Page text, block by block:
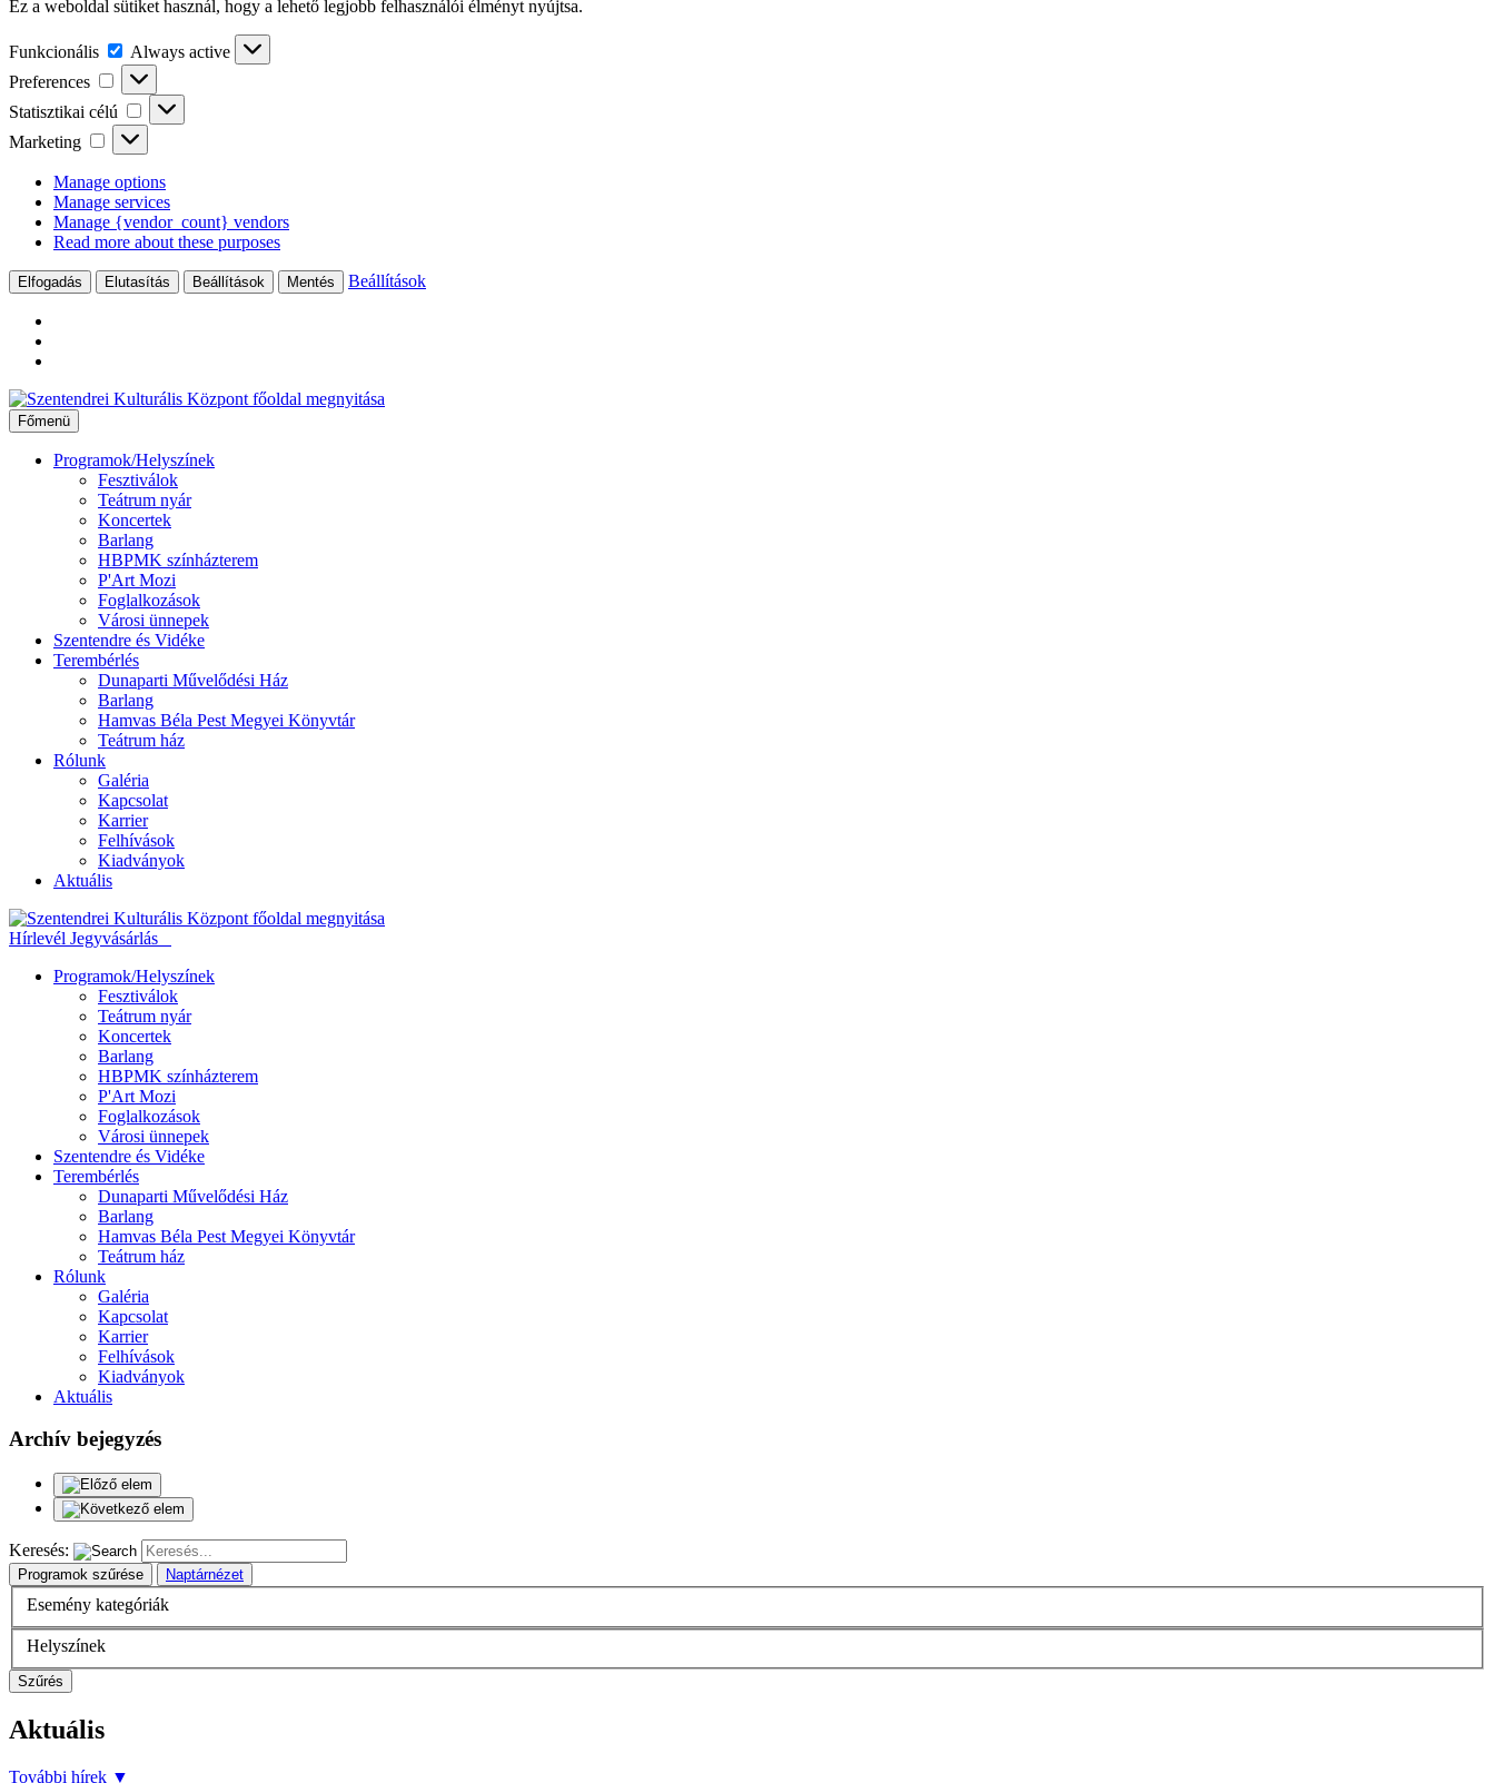
Ez a weboldal sütiket használ, hogy a lehető legjobb felhasználói élményt nyújtsa.
Funkcionális Funkcionális
Always active
Preferences
Preferences
Statisztikai célú
Statisztikai
célú
Marketing
Marketing
Manage options
Manage services
Manage {vendor_count} vendors
Read more about these purposes
Elfogadás Elutasítás Beállítások Mentés Beállítások
Ugrás
a
tartalomhoz
Főmenü
Programok/Helyszínek
Fesztiválok
Teátrum nyár
Koncertek
Barlang
HBPMK színházterem
P'Art Mozi
Foglalkozások
Városi ünnepek
Szentendre és Vidéke
Terembérlés
Dunaparti Művelődési Ház
Barlang
Hamvas Béla Pest Megyei Könyvtár
Teátrum ház
Rólunk
Galéria
Kapcsolat
Karrier
Felhívások
Kiadványok
Aktuális
Hírlevél Jegyvásárlás
Programok/Helyszínek
Fesztiválok
Teátrum nyár
Koncertek
Barlang
HBPMK színházterem
P'Art Mozi
Foglalkozások
Városi ünnepek
Szentendre és Vidéke
Terembérlés
Dunaparti Művelődési Ház
Barlang
Hamvas Béla Pest Megyei Könyvtár
Teátrum ház
Rólunk
Galéria
Kapcsolat
Karrier
Felhívások
Kiadványok
Aktuális
Archív bejegyzés
Keresés:
Programok szűrése Naptárnézet
Esemény kategóriák
Helyszínek
Szűrés
Aktuális
További hírek ▼